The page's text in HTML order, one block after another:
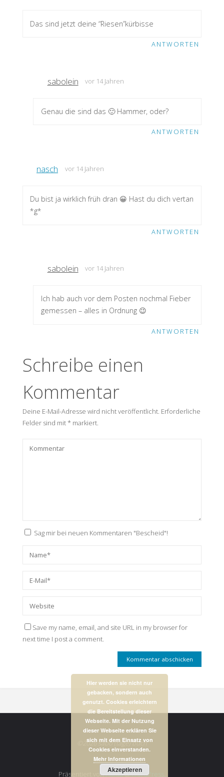
Das sind jetzt deine “Riesen”kürbisse
ANTWORTEN
sabolein vor 14 Jahren
Genau die sind das 🙂 Hammer, oder?
ANTWORTEN
nasch vor 14 Jahren
Du bist ja wirklich früh dran 😀 Hast du dich vertan
*g*
ANTWORTEN
sabolein vor 14 Jahren
Ich hab auch vor dem Posten nochmal Fieber
gemessen – alles in Ordnung 😉
ANTWORTEN
Schreibe einen
Kommentar
Deine E-Mail-Adresse wird nicht veröffentlicht. Erforderliche
Felder sind mit*markiert.
Sag mir bei neuen Kommentaren "Bescheid"!
Save my name, email, and site URL in my browser for
next time I post a comment.
©2026 sabo (tage) buch
Präsentiert vonFluida&WordPress.
Hier werden sie nicht nur
gebacken, sondern auch
genutzt. Cookies erleichtern
die Bereitstellung dieser
Webseite. Mit der Nutzung
dieser Webseite erklären Sie
sich mit dem Einsatz von
Cookies einverstanden.
Mehr Informationen
Akzeptieren